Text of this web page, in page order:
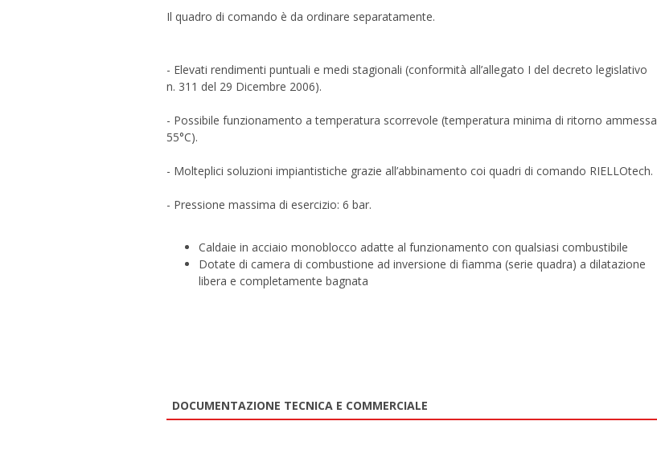
Il quadro di comando è da ordinare separatamente.
- Elevati rendimenti puntuali e medi stagionali (conformità all’allegato I del decreto legislativo
n. 311 del 29 Dicembre 2006).
- Possibile funzionamento a temperatura scorrevole (temperatura minima di ritorno ammessa
55°C).
- Molteplici soluzioni impiantistiche grazie all’abbinamento coi quadri di comando RIELLOtech.
- Pressione massima di esercizio: 6 bar.
Caldaie in acciaio monoblocco adatte al funzionamento con qualsiasi combustibile
Dotate di camera di combustione ad inversione di fiamma (serie quadra) a dilatazione
libera e completamente bagnata
DOCUMENTAZIONE TECNICA E COMMERCIALE